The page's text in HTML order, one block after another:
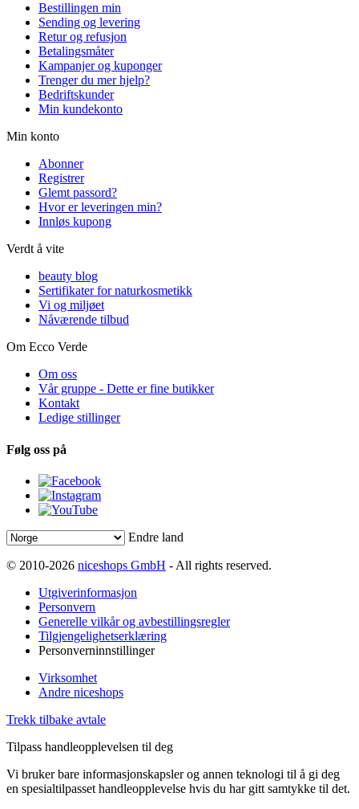
Bestillingen min
Sending og levering
Retur og refusjon
Betalingsmåter
Kampanjer og kuponger
Trenger du mer hjelp?
Bedriftskunder
Min kundekonto
Min konto
Abonner
Registrer
Glemt passord?
Hvor er leveringen min?
Innløs kupong
Verdt å vite
beauty blog
Sertifikater for naturkosmetikk
Vi og miljøet
Nåværende tilbud
Om Ecco Verde
Om oss
Vår gruppe - Dette er fine butikker
Kontakt
Ledige stillinger
Følg oss på
Endre land
© 2010-2026 niceshops GmbH - All rights reserved.
Utgiverinformasjon
Personvern
Generelle vilkår og avbestillingsregler
Tilgjengelighetserklæring
Personverninnstillinger
Virksomhet
Andre niceshops
Trekk tilbake avtale
Tilpass handleopplevelsen til deg
Vi bruker bare informasjonskapsler og annen teknologi til å gi deg
en spesialtilpasset handleopplevelse hvis du har gitt samtykke til det.